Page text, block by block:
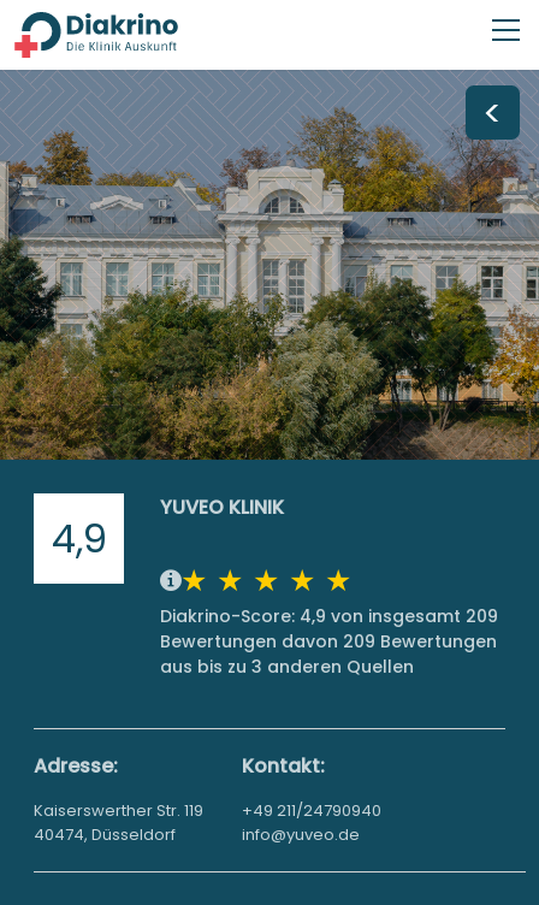
<
4,9
YUVEO KLINIK
Diakrino-Score: 4,9 von insgesamt 209
Bewertungen davon 209 Bewertungen
aus bis zu 3 anderen Quellen
Adresse:
Kaiserswerther Str. 119
40474, Düsseldorf
Kontakt:
+49 211/24790940
info@yuveo.de